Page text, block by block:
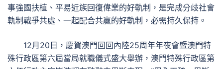
事強國扶植、平易近族回復偉業的好軌制，是完成分歧社會
軌制戰爭共處、一起配合共贏的好軌制，必需持久保持。
12月20日，慶賀澳門回回內陸25周年年夜會暨澳門特
殊行政區第六屆當局就職儀式盛大舉辦，澳門特殊行政區第